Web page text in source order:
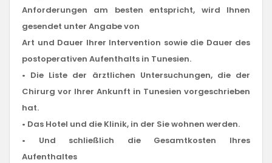
Anforderungen am besten entspricht, wird Ihnen
gesendet unter Angabe von
Art und Dauer Ihrer Intervention sowie die Dauer des
postoperativen Aufenthalts in Tunesien.
• Die Liste der ärztlichen Untersuchungen, die der
Chirurg vor Ihrer Ankunft in Tunesien vorgeschrieben
hat.
• Das Hotel und die Klinik, in der Sie wohnen werden.
• Und schließlich die Gesamtkosten Ihres
Aufenthaltes